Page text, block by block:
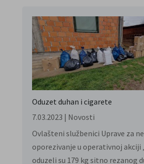
Oduzet duhan i cigarete
7.03.2023 | Novosti
Ovlašteni službenici Uprave za
oporezivanje u operativnoj akciji
oduzeli su 179 kg sitno rezanog